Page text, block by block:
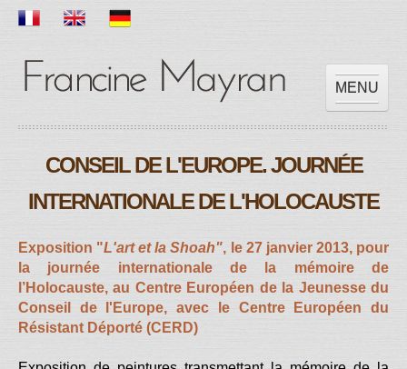
MENU
OEUVRES
EXPOSITIONS
PRESSES
VIDEOS
CONTACT
CONSEIL DE L'EUROPE. JOURNÉE
INTERNATIONALE DE L'HOLOCAUSTE
Exposition "L'art et la Shoah", le 27 janvier 2013, pour
la journée internationale de la mémoire de
l’Holocauste, au Centre Européen de la Jeunesse du
Conseil de l'Europe, avec le Centre Européen du
Résistant Déporté (CERD)